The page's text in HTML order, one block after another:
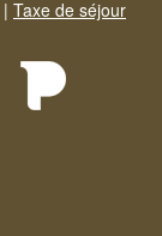
| Taxe de séjour